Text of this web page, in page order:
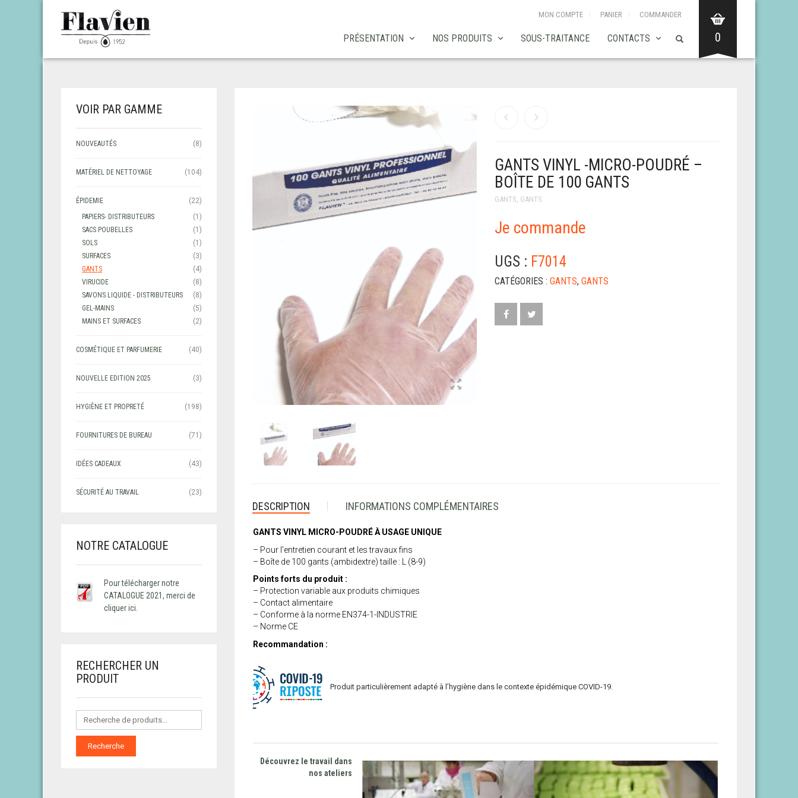
MON COMPTE PANIER COMMANDER
PRÉSENTATION NOS PRODUITS SOUS-TRAITANCE CONTACTS 0
GANTS VINYL -MICRO-POUDRÉ –
BOÎTE DE 100 GANTS
GANTS, GANTS
Je commande
UGS : F7014
CATÉGORIES : GANTS, GANTS
DESCRIPTION INFORMATIONS COMPLÉMENTAIRES
GANTS VINYL MICRO-POUDRÉ À USAGE UNIQUE
– Pour l’entretien courant et les travaux fins
– Boîte de 100 gants (ambidextre) taille : L (8-9)
Points forts du produit :
– Protection variable aux produits chimiques
– Contact alimentaire
– Conforme à la norme EN374-1-INDUSTRIE
– Norme CE
Recommandation :
Produit particulièrement adapté à l’hygiène dans le contexte épidémique COVID-19.
Découvrez le travail dans
nos ateliers
VOIR PAR GAMME
NOUVEAUTÉS (8)
MATÉRIEL DE NETTOYAGE (104)
ÉPIDEMIE
(22)
PAPIERS- DISTRIBUTEURS
(1)
SACS POUBELLES
(1)
SOLS
(1)
SURFACES
(3)
GANTS
(4)
VIRUCIDE
(8)
SAVONS LIQUIDE - DISTRIBUTEURS
(8)
GEL-MAINS
(5)
MAINS ET SURFACES
(2)
COSMÉTIQUE ET PARFUMERIE (40)
NOUVELLE EDITION 2025 (3)
HYGIÈNE ET PROPRETÉ (198)
FOURNITURES DE BUREAU (71)
IDÉES CADEAUX (43)
SÉCURITÉ AU TRAVAIL (23)
NOTRE CATALOGUE
Pour télécharger notre
CATALOGUE 2021, merci de
cliquer ici.
RECHERCHER UN
PRODUIT
Recherche